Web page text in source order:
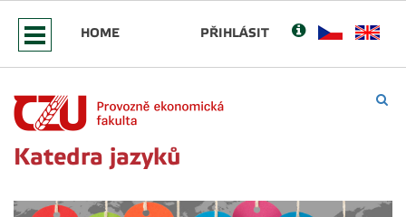
HOME PŘIHLÁSIT
Katedra jazyků